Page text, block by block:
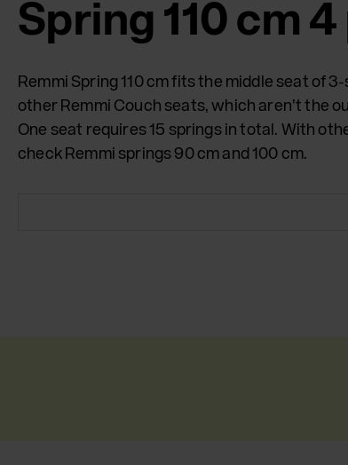
Spring 110 cm
Remmi Spring 110 cm fits the middle seat of
other Remmi Couch seats, which aren’t the
One seat requires 15 springs in total. With
check Remmi springs 90 cm and 100 cm.